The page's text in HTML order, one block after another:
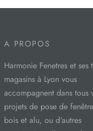
A PROPOS
Harmonie Fenetres et ses
magasins à Lyon vous
accompagnent dans tous
projets de pose de
bois et alu, ou d'autres